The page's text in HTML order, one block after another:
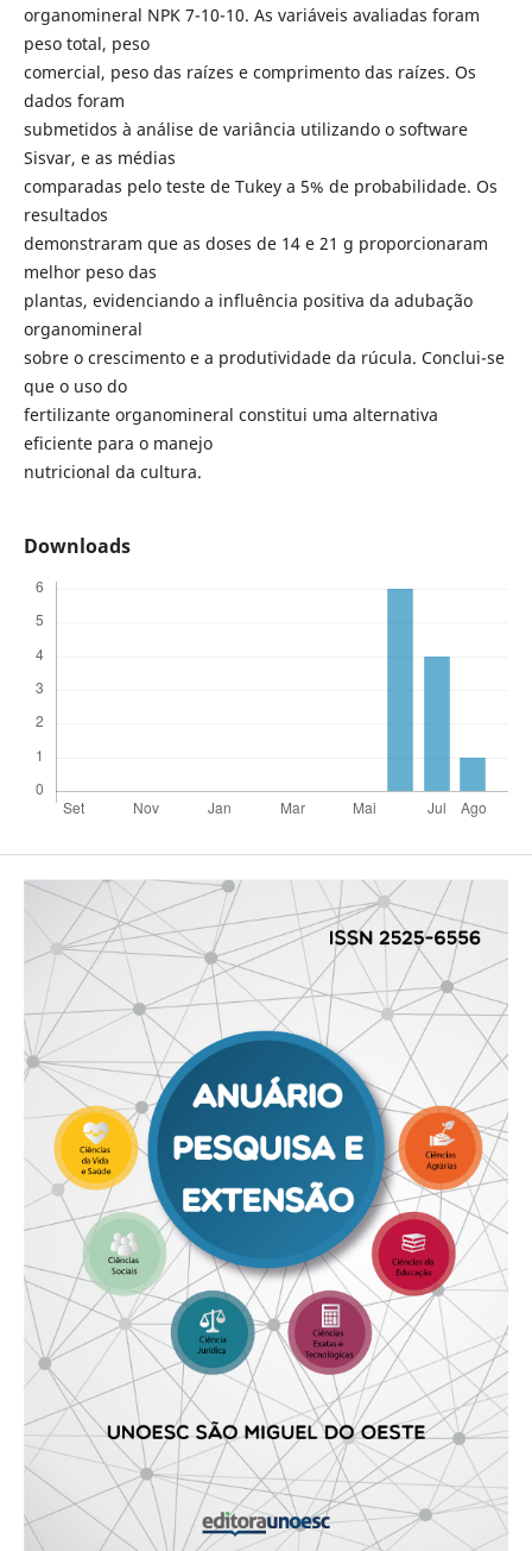
organomineral NPK 7-10-10. As variáveis avaliadas foram
peso total, peso
comercial, peso das raízes e comprimento das raízes. Os
dados foram
submetidos à análise de variância utilizando o software
Sisvar, e as médias
comparadas pelo teste de Tukey a 5% de probabilidade. Os
resultados
demonstraram que as doses de 14 e 21 g proporcionaram
melhor peso das
plantas, evidenciando a influência positiva da adubação
organomineral
sobre o crescimento e a produtividade da rúcula. Conclui-se
que o uso do
fertilizante organomineral constitui uma alternativa
eficiente para o manejo
nutricional da cultura.
Downloads